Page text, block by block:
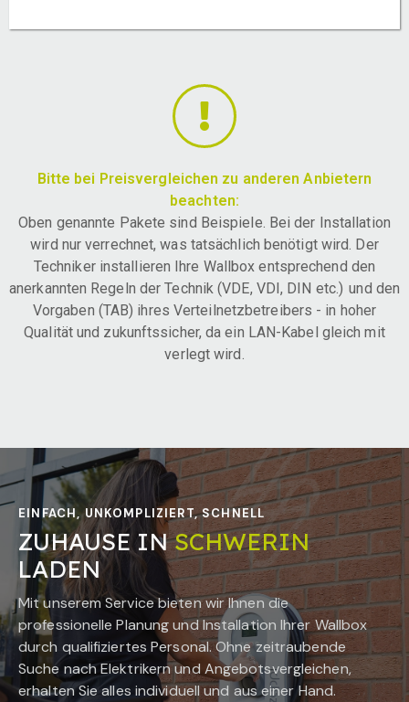
Bitte bei Preisvergleichen zu anderen Anbietern
beachten:
Oben genannte Pakete sind Beispiele. Bei der Installation
wird nur verrechnet, was tatsächlich benötigt wird. Der
Techniker installieren Ihre Wallbox entsprechend den
anerkannten Regeln der Technik (VDE, VDI, DIN etc.) und den
Vorgaben (TAB) ihres Verteilnetzbetreibers - in hoher
Qualität und zukunftssicher, da ein LAN-Kabel gleich mit
verlegt wird.
EINFACH, UNKOMPLIZIERT, SCHNELL
ZUHAUSE INSCHWERIN
LADEN
Mit unserem Service bieten wir Ihnen die
professionelle Planung und Installation Ihrer Wallbox
durch qualifiziertes Personal. Ohne zeitraubende
Suche nach Elektrikern und Angebotsvergleichen,
erhalten Sie alles individuell und aus einer Hand.